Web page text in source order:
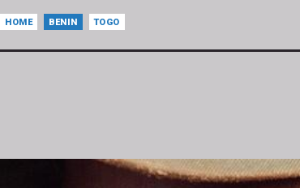
HOME BENIN TOGO